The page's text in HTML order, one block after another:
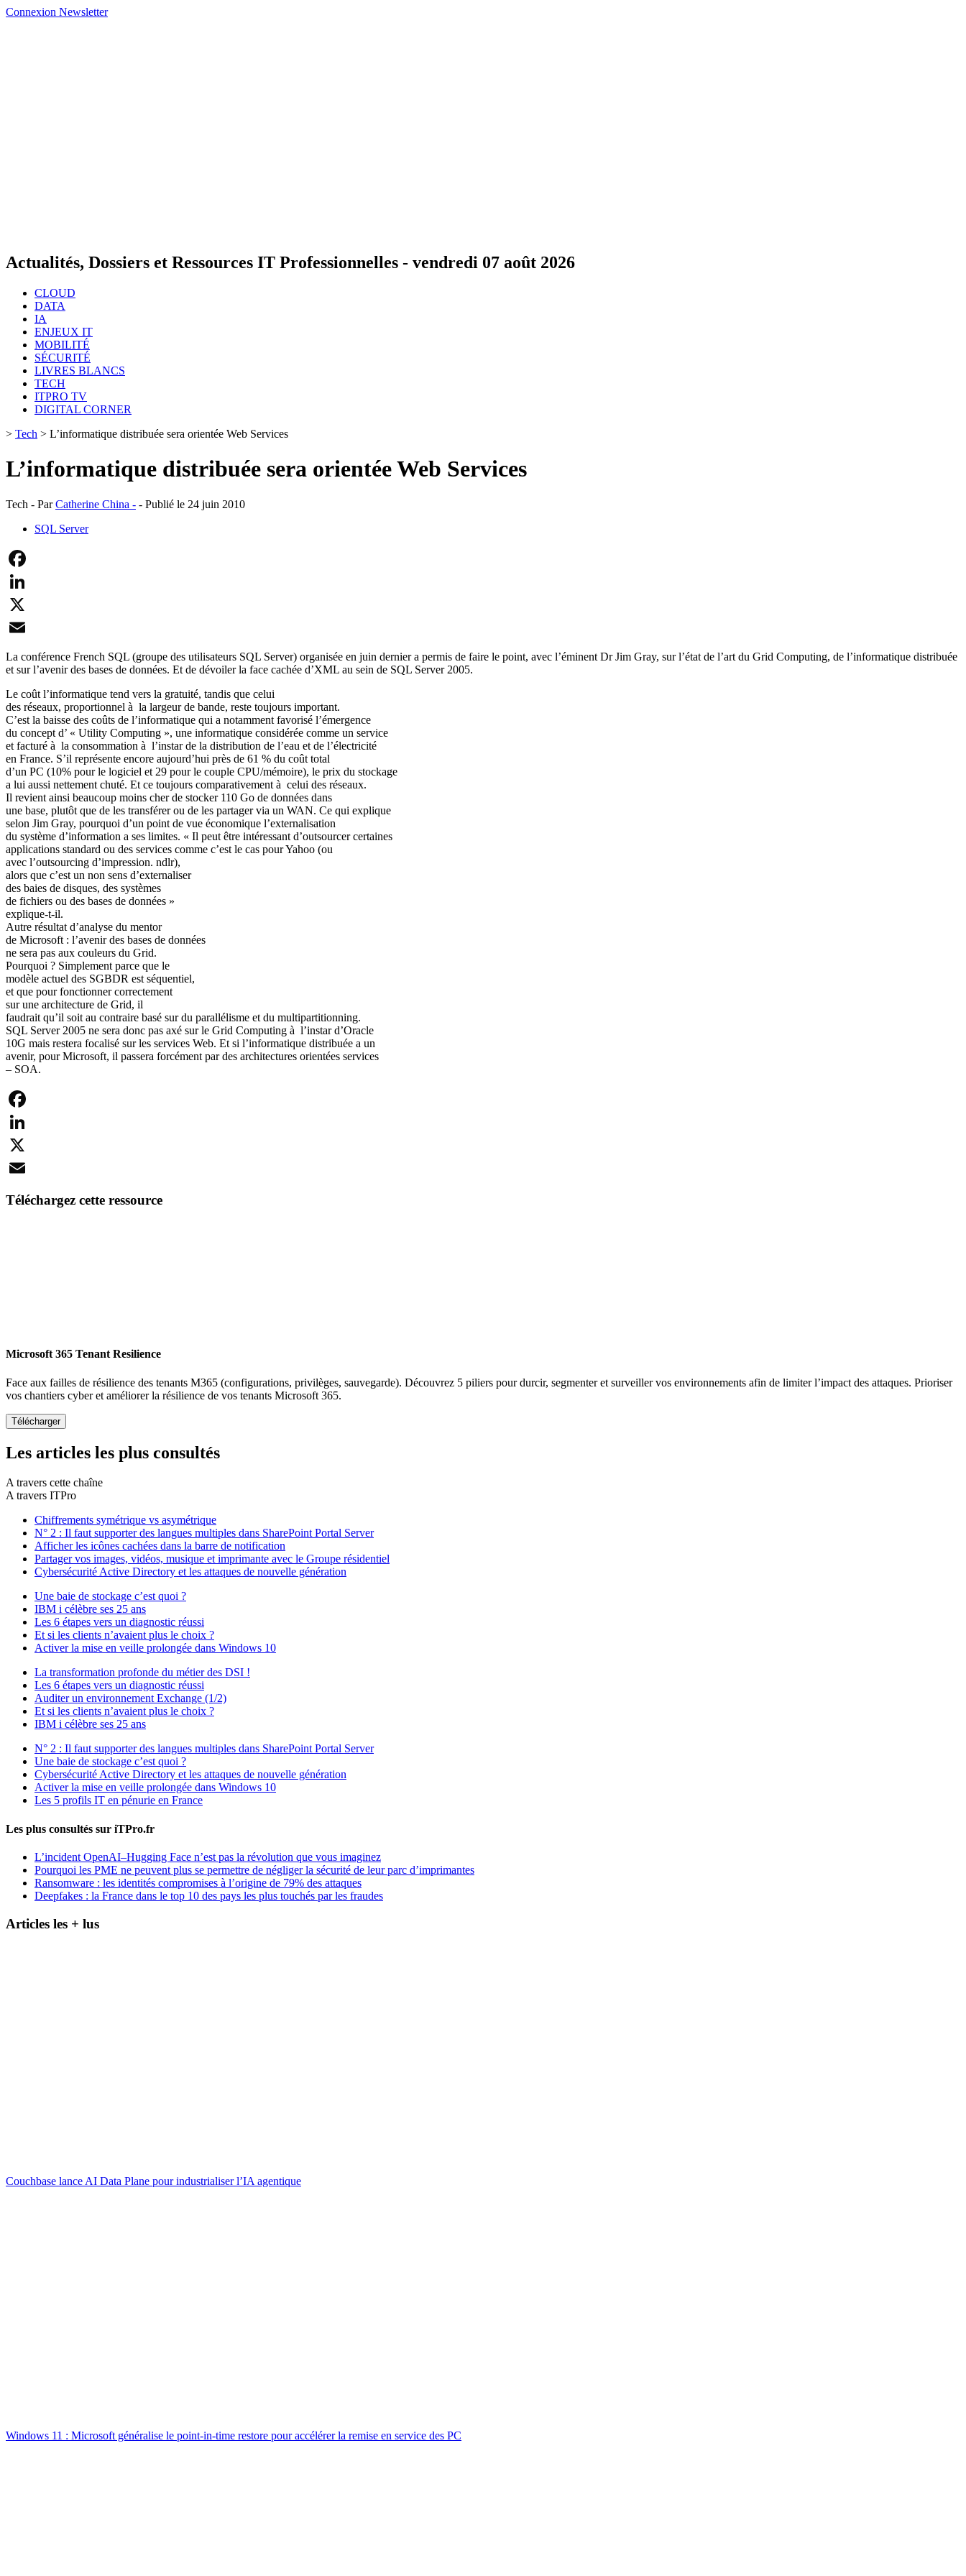
Connexion Newsletter
Actualités, Dossiers et Ressources IT Professionnelles - vendredi 07 août 2026
CLOUD
DATA
IA
ENJEUX IT
MOBILITÉ
SÉCURITÉ
LIVRES BLANCS
TECH
ITPRO TV
DIGITAL CORNER
> Tech > L’informatique distribuée sera orientée Web Services
L’informatique distribuée sera orientée Web Services
Tech - ParCatherine China - - Publié le 24 juin 2010
SQL Server
Facebook
LinkedIn
X
Email
La conférence French SQL (groupe des utilisateurs SQL Server) organisée en juin dernier a permis de faire le point, avec l’éminent Dr Jim Gray, sur l’état de l’art du Grid Computing, de l’informatique distribuée
et sur l’avenir des bases de données. Et de dévoiler la face cachée d’XML au sein de SQL Server 2005.
Le coût l’informatique tend vers la gratuité, tandis que celui
des réseaux, proportionnel à la largeur de bande, reste toujours important.
C’est la baisse des coûts de l’informatique qui a notamment favorisé l’émergence
du concept d’ « Utility Computing », une informatique considérée comme un service
et facturé à la consommation à l’instar de la distribution de l’eau et de l’électricité
en France. S’il représente encore aujourd’hui près de 61 % du coût total
d’un PC (10% pour le logiciel et 29 pour le couple CPU/mémoire), le prix du stockage
a lui aussi nettement chuté. Et ce toujours comparativement à celui des réseaux.
Il revient ainsi beaucoup moins cher de stocker 110 Go de données dans
une base, plutôt que de les transférer ou de les partager via un WAN. Ce qui explique
selon Jim Gray, pourquoi d’un point de vue économique l’externalisation
du système d’information a ses limites. « Il peut être intéressant d’outsourcer certaines
applications standard ou des services comme c’est le cas pour Yahoo (ou
avec l’outsourcing d’impression. ndlr),
alors que c’est un non sens d’externaliser
des baies de disques, des systèmes
de fichiers ou des bases de données »
explique-t-il.
Autre résultat d’analyse du mentor
de Microsoft : l’avenir des bases de données
ne sera pas aux couleurs du Grid.
Pourquoi ? Simplement parce que le
modèle actuel des SGBDR est séquentiel,
et que pour fonctionner correctement
sur une architecture de Grid, il
faudrait qu’il soit au contraire basé sur du parallélisme et du multipartitionning.
SQL Server 2005 ne sera donc pas axé sur le Grid Computing à l’instar d’Oracle
10G mais restera focalisé sur les services Web. Et si l’informatique distribuée a un
avenir, pour Microsoft, il passera forcément par des architectures orientées services
– SOA.
Facebook
LinkedIn
X
Téléchargez cette ressource
Microsoft 365 Tenant Resilience
Face aux failles de résilience des tenants M365 (configurations, privilèges, sauvegarde). Découvrez 5 piliers pour durcir, segmenter et surveiller vos environnements afin de limiter l’impact des attaques. Prioriser
vos chantiers cyber et améliorer la résilience de vos tenants Microsoft 365.
Les articles les plus consultés
A travers cette chaîne
A travers ITPro
Chiffrements symétrique vs asymétrique
N° 2 : Il faut supporter des langues multiples dans SharePoint Portal Server
Afficher les icônes cachées dans la barre de notification
Partager vos images, vidéos, musique et imprimante avec le Groupe résidentiel
Cybersécurité Active Directory et les attaques de nouvelle génération
Une baie de stockage c’est quoi ?
IBM i célèbre ses 25 ans
Les 6 étapes vers un diagnostic réussi
Et si les clients n’avaient plus le choix ?
Activer la mise en veille prolongée dans Windows 10
La transformation profonde du métier des DSI !
Les 6 étapes vers un diagnostic réussi
Auditer un environnement Exchange (1/2)
Et si les clients n’avaient plus le choix ?
IBM i célèbre ses 25 ans
N° 2 : Il faut supporter des langues multiples dans SharePoint Portal Server
Une baie de stockage c’est quoi ?
Cybersécurité Active Directory et les attaques de nouvelle génération
Activer la mise en veille prolongée dans Windows 10
Les 5 profils IT en pénurie en France
Les plus consultés sur iTPro.fr
L’incident OpenAI–Hugging Face n’est pas la révolution que vous imaginez
Pourquoi les PME ne peuvent plus se permettre de négliger la sécurité de leur parc d’imprimantes
Ransomware : les identités compromises à l’origine de 79% des attaques
Deepfakes : la France dans le top 10 des pays les plus touchés par les fraudes
Articles les + lus
Couchbase lance AI Data Plane pour industrialiser l’IA agentique
Windows 11 : Microsoft généralise le point-in-time restore pour accélérer la remise en service des PC